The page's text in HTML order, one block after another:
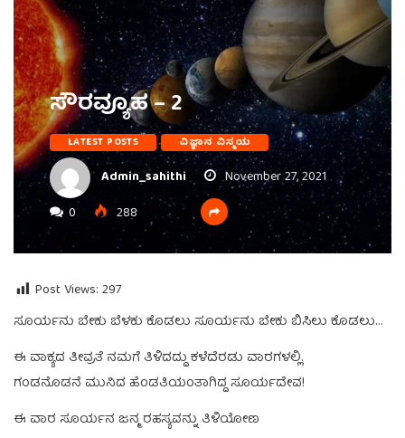
ಸೌರವ್ಯೂಹ – 2
LATEST POSTS ವಿಜ್ಞಾನ ವಿಸ್ಮಯ
Admin_sahithi
November 27, 2021
0
288
Post Views: 297
ಸೂರ್ಯನು ಬೇಕು ಬೆಳಕು ಕೊಡಲು ಸೂರ್ಯನು ಬೇಕು ಬಿಸಿಲು ಕೊಡಲು…
ಈ ವಾಕ್ಯದ ತೀವ್ರತೆ ನಮಗೆ ತಿಳಿದದ್ದು ಕಳೆದೆರಡು ವಾರಗಳಲ್ಲಿ.
ಗಂಡನೊಡನೆ ಮುನಿದ ಹೆಂಡತಿಯಂತಾಗಿದ್ದ ಸೂರ್ಯದೇವ!
ಈ ವಾರ ಸೂರ್ಯನ ಜನ್ಮ ರಹಸ್ಯವನ್ನು ತಿಳಿಯೋಣ